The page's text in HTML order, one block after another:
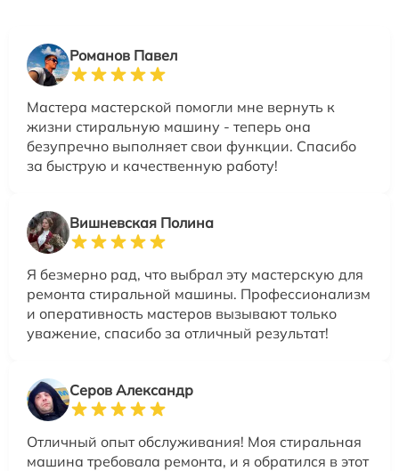
Романов Павел
Мастера мастерской помогли мне вернуть к
жизни стиральную машину - теперь она
безупречно выполняет свои функции. Спасибо
за быструю и качественную работу!
Вишневская Полина
Я безмерно рад, что выбрал эту мастерскую для
ремонта стиральной машины. Профессионализм
и оперативность мастеров вызывают только
уважение, спасибо за отличный результат!
Серов Александр
Отличный опыт обслуживания! Моя стиральная
машина требовала ремонта, и я обратился в этот